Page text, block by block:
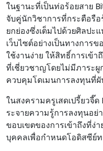
ในฐานะที่เป็นท่อร้อยสาย
จับคู่นักวิชาการที่กระตือรื
ยกย่องซึ่งเต็มไปด้วยศิลปะ
เว็บไซต์อย่างเป็นทางการ
ใช้งานง่าย ให้สิทธิ์การเข้
ที่เชี่ยวชาญโดยไม่มีภาระ
ควบคุมโดเมนการลงทุนที่
ในสงครามครูเสดเปรี้ยวจี๊
ระจายความรู้การลงทุนอย่
ขอบเขตของการเข้าถึงที่ง่
บุคคลเพื่อกําหนดโอดิสซีย์